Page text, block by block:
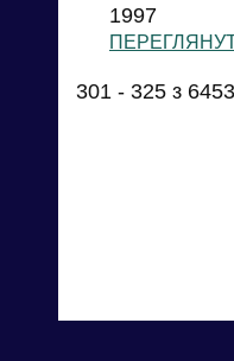
1997
301 - 325 з